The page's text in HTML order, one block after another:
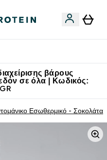
βάρους
σε όλα | Κωδικός:
Εσωθερμικό - Σοκολάτα